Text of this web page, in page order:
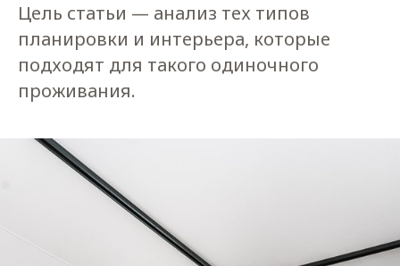
Цель статьи — анализ тех типов
планировки и интерьера, которые
подходят для такого одиночного
проживания.